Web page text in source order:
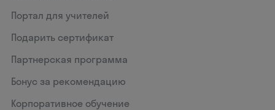
Портал для учителей
Подарить сертификат
Партнерская программа
Бонус за рекомендацию
Корпоративное обучение